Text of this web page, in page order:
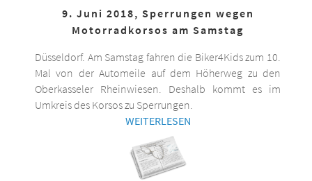
9. Juni 2018, Sperrungen wegen
Motorradkorsos am Samstag
Düsseldorf. Am Samstag fahren die Biker4Kids zum 10.
Mal von der Automeile auf dem Höherweg zu den
Oberkasseler Rheinwiesen. Deshalb kommt es im
Umkreis des Korsos zu Sperrungen.
WEITERLESEN